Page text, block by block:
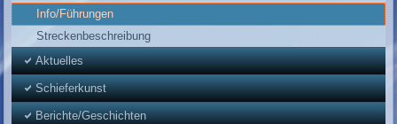
Info/Führungen
Streckenbeschreibung
Aktuelles
Schieferkunst
Berichte/Geschichten